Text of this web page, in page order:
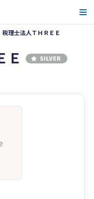
税理士法人ＴＨＲＥＥ
Ｅ